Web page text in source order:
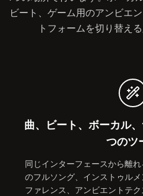
ビート、ゲーム用のアンビエ
トフォームを切り替え
曲、ビート、ボーカル
つのツ
同じインターフェースから離
のフルソング、インストゥル
ファレンス、アンビエントテ